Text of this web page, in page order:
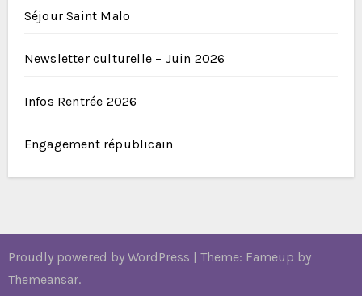
Séjour Saint Malo
Newsletter culturelle – Juin 2026
Infos Rentrée 2026
Engagement républicain
Proudly powered by WordPress | Theme: Fameup by
Themeansar.